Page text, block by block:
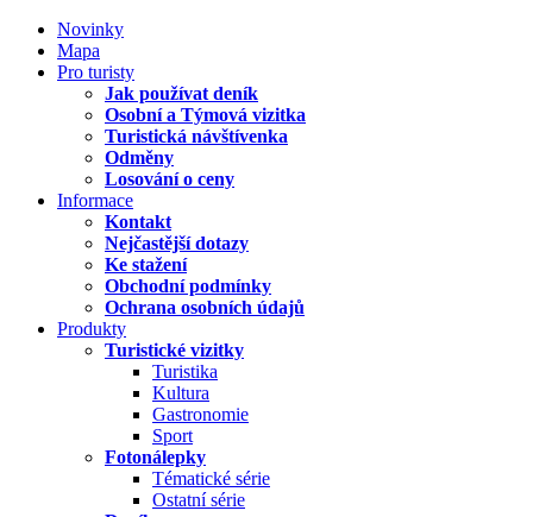
Novinky
Mapa
Pro turisty
Jak používat deník
Osobní a Týmová vizitka
Turistická návštívenka
Odměny
Losování o ceny
Informace
Kontakt
Nejčastější dotazy
Ke stažení
Obchodní podmínky
Ochrana osobních údajů
Produkty
Turistické vizitky
Turistika
Kultura
Gastronomie
Sport
Fotonálepky
Tématické série
Ostatní série